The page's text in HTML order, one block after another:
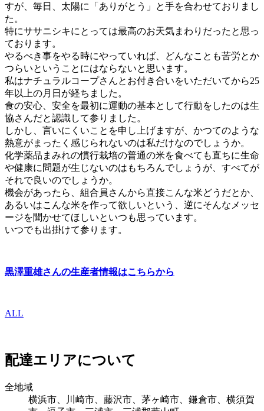
すが、毎日、太陽に「ありがとう」と手を合わせておりまし
た。
特にササニシキにとっては最高のお天気まわりだったと思っ
ております。
やるべき事をやる時にやっていれば、どんなことも苦労とか
つらいということにはならないと思います。
私はナチュラルコープさんとお付き合いをいただいてから25
年以上の月日が経ちました。
食の安心、安全を最初に運動の基本として行動をしたのは生
協さんだと認識して参りました。
しかし、言いにくいことを申し上げますが、かつてのような
熱意がまったく感じられないのは私だけなのでしょうか。
化学薬品まみれの慣行栽培の普通の米を食べても直ちに生命
や健康に問題が生じないのはもちろんでしょうが、すべてが
それで良いのでしょうか。
機会があったら、組合員さんから直接こんな米どうだとか、
あるいはこんな米を作って欲しいという、逆にそんなメッセ
ージを聞かせてほしいといつも思っています。
いつでも出掛けて参ります。
黒澤重雄さんの生産者情報はこちらから
ALL
配達エリアについて
全地域
横浜市、川崎市、藤沢市、茅ヶ崎市、鎌倉市、横須賀